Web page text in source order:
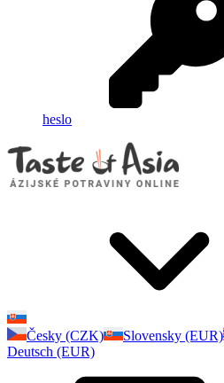
heslo
Česky (CZK)
Slovensky (EUR)
Deutsch (EUR)